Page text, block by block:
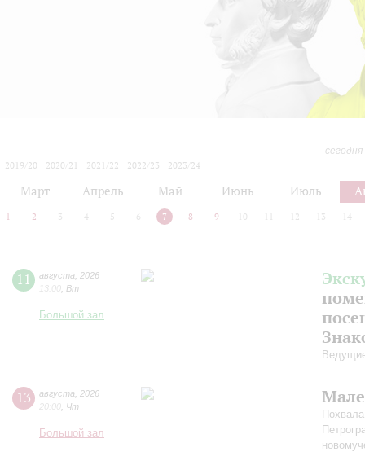
2019/20
2020/21 2021/22 2022/23
2023/24
Март Апрель Май Июнь Июль
1 2 3 4 5 6 7 8 9 10 12 13 14
11 августа
2026
13:00 Вт
Большой зал
13 августа
2026
20:00 Чт
Большой зал